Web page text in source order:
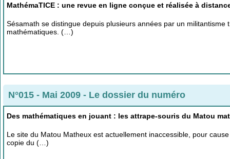
MathémaTICE : une revue en ligne conçue et réalisée à
Sésamath se distingue depuis plusieurs années par un militantisme
mathématiques. (…)
N°015 - Mai 2009 - Le dossier du numéro
Des mathématiques en jouant : les attrape-souris du Matou
Le site du Matou Matheux est actuellement inaccessible, pour
copie du (…)